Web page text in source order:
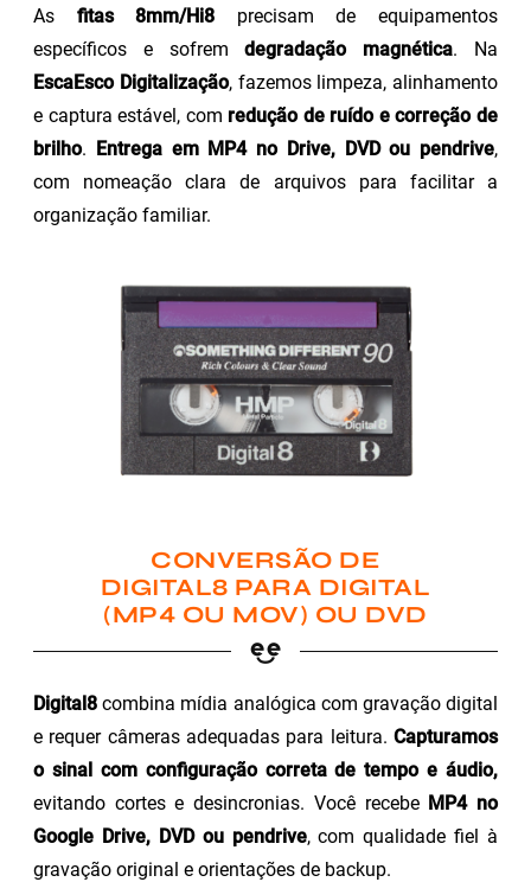
As fitas 8mm/Hi8 precisam de equipamentos
específicos e sofremdegradação magnética. Na
EscaEsco Digitalização, fazemos limpeza, alinhamento
e captura estável, com redução de ruído e correção de
brilho. Entrega em MP4 no Drive, DVD ou pendrive,
com nomeação clara de arquivos para facilitar a
organização familiar.
CONVERSÃO DE
DIGITAL8 PARA DIGITAL
(MP4 OU MOV) OU DVD
Digital8 combina mídia analógica com gravação digital
e requer câmeras adequadas para leitura. Capturamos
o sinal com configuração correta de tempo e áudio,
evitando cortes e desincronias. Você recebe MP4 no
Google Drive, DVD ou pendrive, com qualidade fiel à
gravação original e orientações de backup.